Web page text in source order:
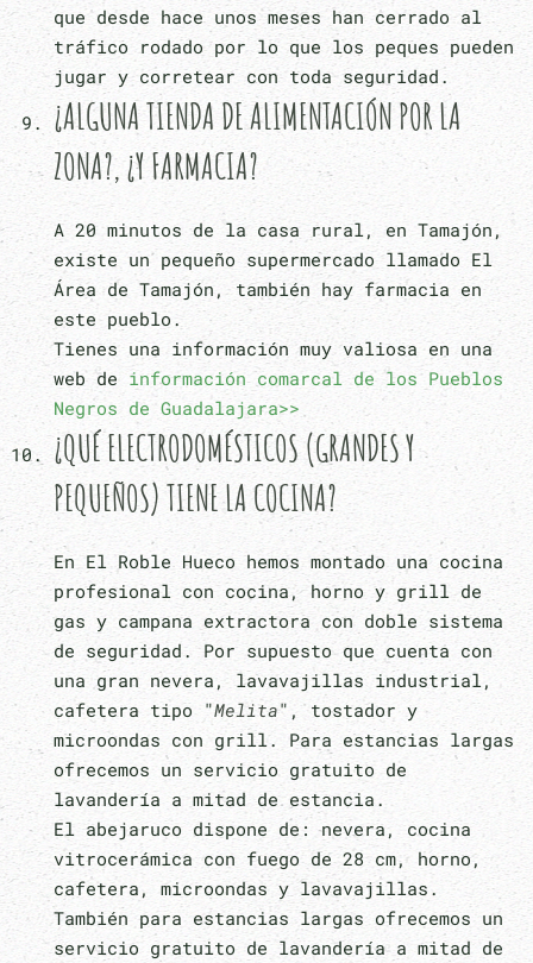
que desde hace unos meses han cerrado al
tráfico rodado por lo que los peques pueden
jugar y corretear con toda seguridad.
¿ALGUNA TIENDA DE ALIMENTACIÓN POR LA
ZONA?, ¿Y FARMACIA?
A 20 minutos de la casa rural, en Tamajón,
existe un pequeño supermercado llamado El
Área de Tamajón, también hay farmacia en
este pueblo.
Tienes una información muy valiosa en una
web de información comarcal de los Pueblos
Negros de Guadalajara>>
¿QUÉ ELECTRODOMÉSTICOS (GRANDES Y
PEQUEÑOS) TIENE LA COCINA?
En El Roble Hueco hemos montado una cocina
profesional con cocina, horno y grill de
gas y campana extractora con doble sistema
de seguridad. Por supuesto que cuenta con
una gran nevera, lavavajillas industrial,
cafetera tipo "Melita", tostador y
microondas con grill. Para estancias largas
ofrecemos un servicio gratuito de
lavandería a mitad de estancia.
El abejaruco dispone de: nevera, cocina
vitrocerámica con fuego de 28 cm, horno,
cafetera, microondas y lavavajillas.
También para estancias largas ofrecemos un
servicio gratuito de lavandería a mitad de